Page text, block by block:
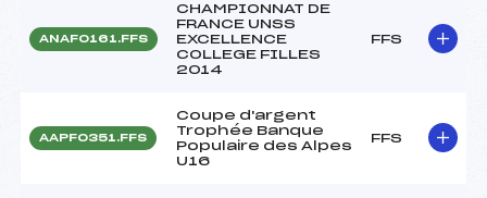
ANAF0161.FFS
CHAMPIONNAT DE
FRANCE UNSS
EXCELLENCE
COLLEGE FILLES
2014
FFS
AAPF0351.FFS
Coupe d'argent
Trophée Banque
Populaire des Alpes
U16
FFS